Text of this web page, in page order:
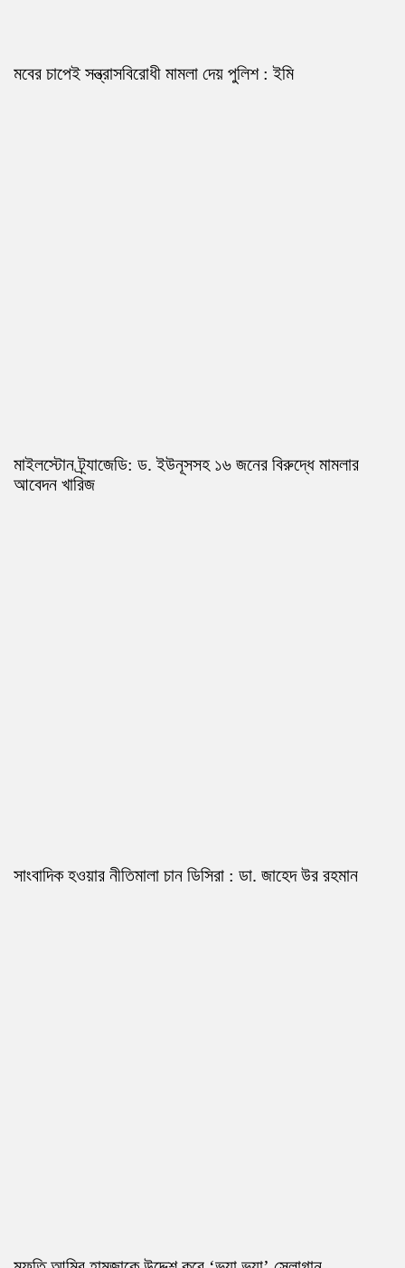
মবের চাপেই সন্ত্রাসবিরোধী মামলা দেয় পুলিশ : ইমি
মাইলস্টোন ট্র্যাজেডি: ড. ইউনূসসহ ১৬ জনের বিরুদ্ধে মামলার
আবেদন খারিজ
সাংবাদিক হওয়ার নীতিমালা চান ডিসিরা : ডা. জাহেদ উর রহমান